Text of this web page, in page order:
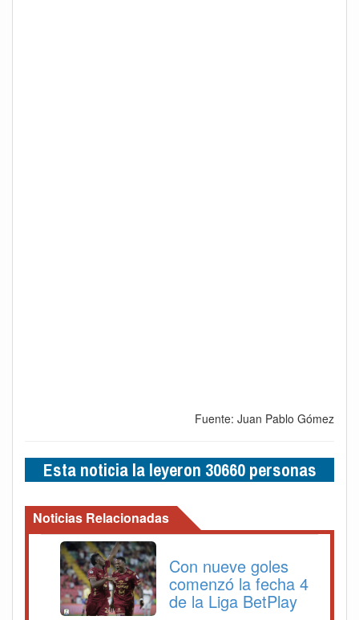
Fuente: Juan Pablo Gómez
Esta noticia la leyeron 30660 personas
Noticias Relacionadas
Con nueve goles
comenzó la fecha 4
de la Liga BetPlay